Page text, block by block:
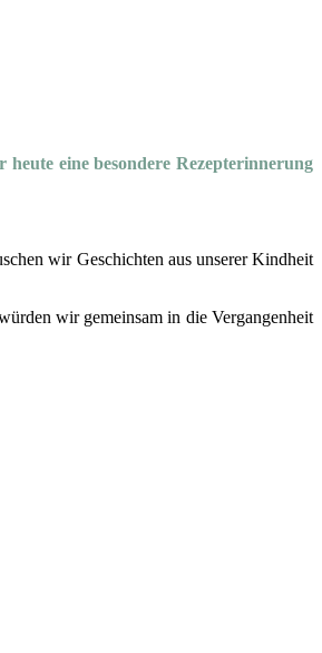
eine besondere Rezepterinnerung
wir Geschichten aus unserer Kindheit
wir gemeinsam in die Vergangenheit